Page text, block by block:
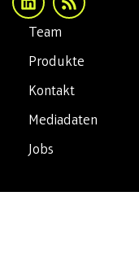
Team
Produkte
Kontakt
Mediadaten
Jobs